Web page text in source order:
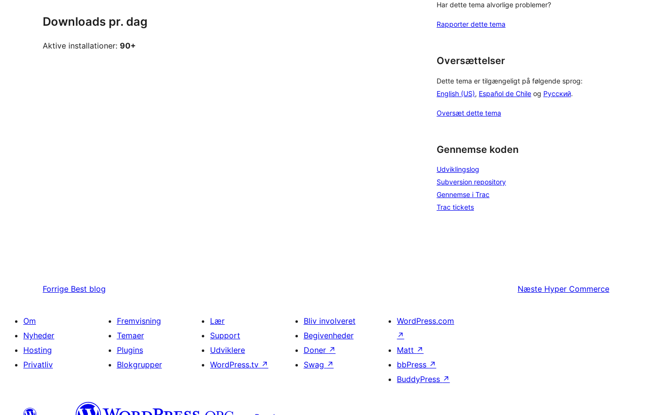
Downloads pr. dag
Aktive installationer: 90+
Har dette tema alvorlige problemer?
Rapporter dette tema
Oversættelser
Dette tema er tilgængeligt på følgende sprog:
English (US), Español de Chile og Русский.
Oversæt dette tema
Gennemse koden
Udviklingslog
Subversion repository
Gennemse i Trac
Trac tickets
Forrige Best blog Næste Hyper Commerce
Om
Nyheder
Hosting
Privatliv
Fremvisning
Temaer
Plugins
Blokgrupper
Lær
Support
Udviklere
WordPress.tv ↗
Bliv involveret
Begivenheder
Doner ↗
Swag ↗
WordPress.com
↗
Matt ↗
bbPress ↗
BuddyPress ↗